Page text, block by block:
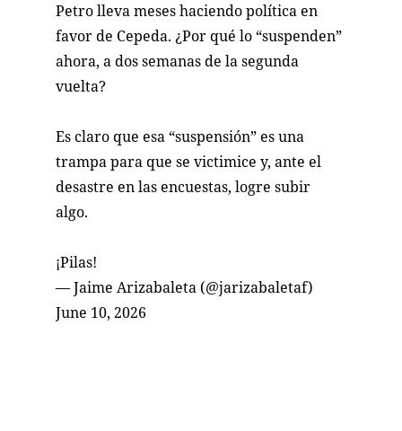
Petro lleva meses haciendo política en
favor de Cepeda. ¿Por qué lo “suspenden”
ahora, a dos semanas de la segunda
vuelta?
Es claro que esa “suspensión” es una
trampa para que se victimice y, ante el
desastre en las encuestas, logre subir
algo.
¡Pilas!
— Jaime Arizabaleta (@jarizabaletaf)
June 10, 2026